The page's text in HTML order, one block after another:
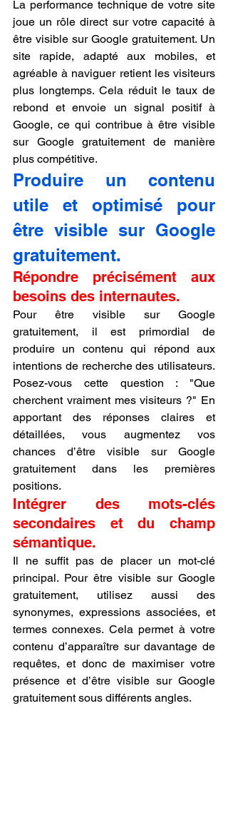
La performance technique de votre site
joue un rôle direct sur votre capacité à
être visible sur Google gratuitement. Un
site rapide, adapté aux mobiles, et
agréable à naviguer retient les visiteurs
plus longtemps. Cela réduit le taux de
rebond et envoie un signal positif à
Google, ce qui contribue à être visible
sur Google gratuitement de manière
plus compétitive.
Produire un contenu
utile et optimisé pour
être visible sur Google
gratuitement.
Répondre précisément aux
besoins des internautes.
Pour être visible sur Google
gratuitement, il est primordial de
produire un contenu qui répond aux
intentions de recherche des utilisateurs.
Posez-vous cette question : "Que
cherchent vraiment mes visiteurs ?" En
apportant des réponses claires et
détaillées, vous augmentez vos
chances d’être visible sur Google
gratuitement dans les premières
positions.
Intégrer des mots-clés
secondaires et du champ
sémantique.
Il ne suffit pas de placer un mot-clé
principal. Pour être visible sur Google
gratuitement, utilisez aussi des
synonymes, expressions associées, et
termes connexes. Cela permet à votre
contenu d’apparaître sur davantage de
requêtes, et donc de maximiser votre
présence et d’être visible sur Google
gratuitement sous différents angles.